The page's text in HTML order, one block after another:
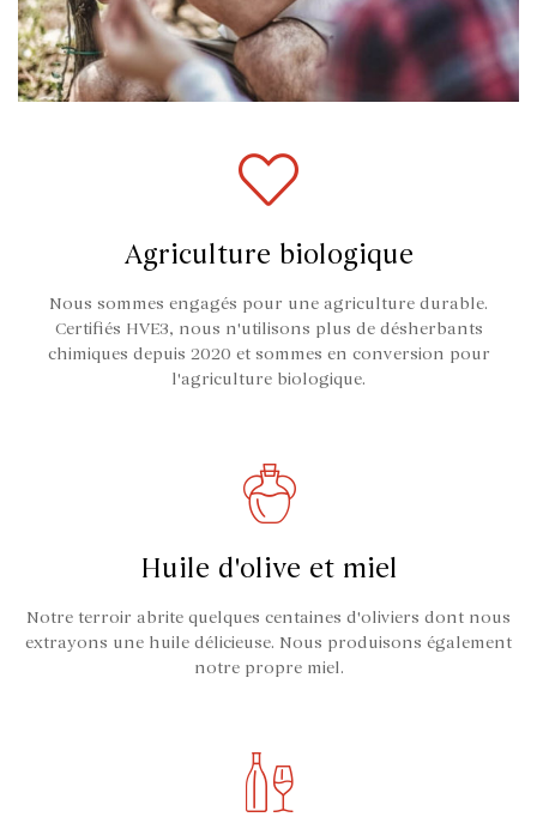
Agriculture biologique
Nous sommes engagés pour une agriculture durable.
Certifiés HVE3, nous n'utilisons plus de désherbants
chimiques depuis 2020 et sommes en conversion pour
l'agriculture biologique.
Huile d'olive et miel
Notre terroir abrite quelques centaines d'oliviers dont nous
extrayons une huile délicieuse. Nous produisons également
notre propre miel.